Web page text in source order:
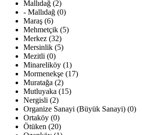
Mallıdağ (2)
- Mallıdağ (0)
Maraş (6)
Mehmetçik (5)
Merkez (32)
Mersinlik (5)
Mezitli (0)
Minareliköy (1)
Mormenekşe (17)
Muratağa (2)
Mutluyaka (15)
Nergisli (2)
Organize Sanayi (Büyük Sanayi) (0)
Ortaköy (0)
Ötüken (20)